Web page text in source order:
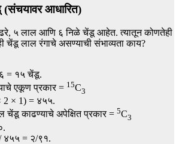
आधारित)
५ लाल आणि ६ निळे चेंडू आहेत. त्यातून कोणतेही
चेंडू लाल रंगाचे असण्याची संभाव्यता काय?
= १५ चेंडू.
एकूण प्रकार = 15C3
2 × 1) = ४५५.
काढण्याचे अपेक्षित प्रकार = 5C3
४५५ = २/९१.